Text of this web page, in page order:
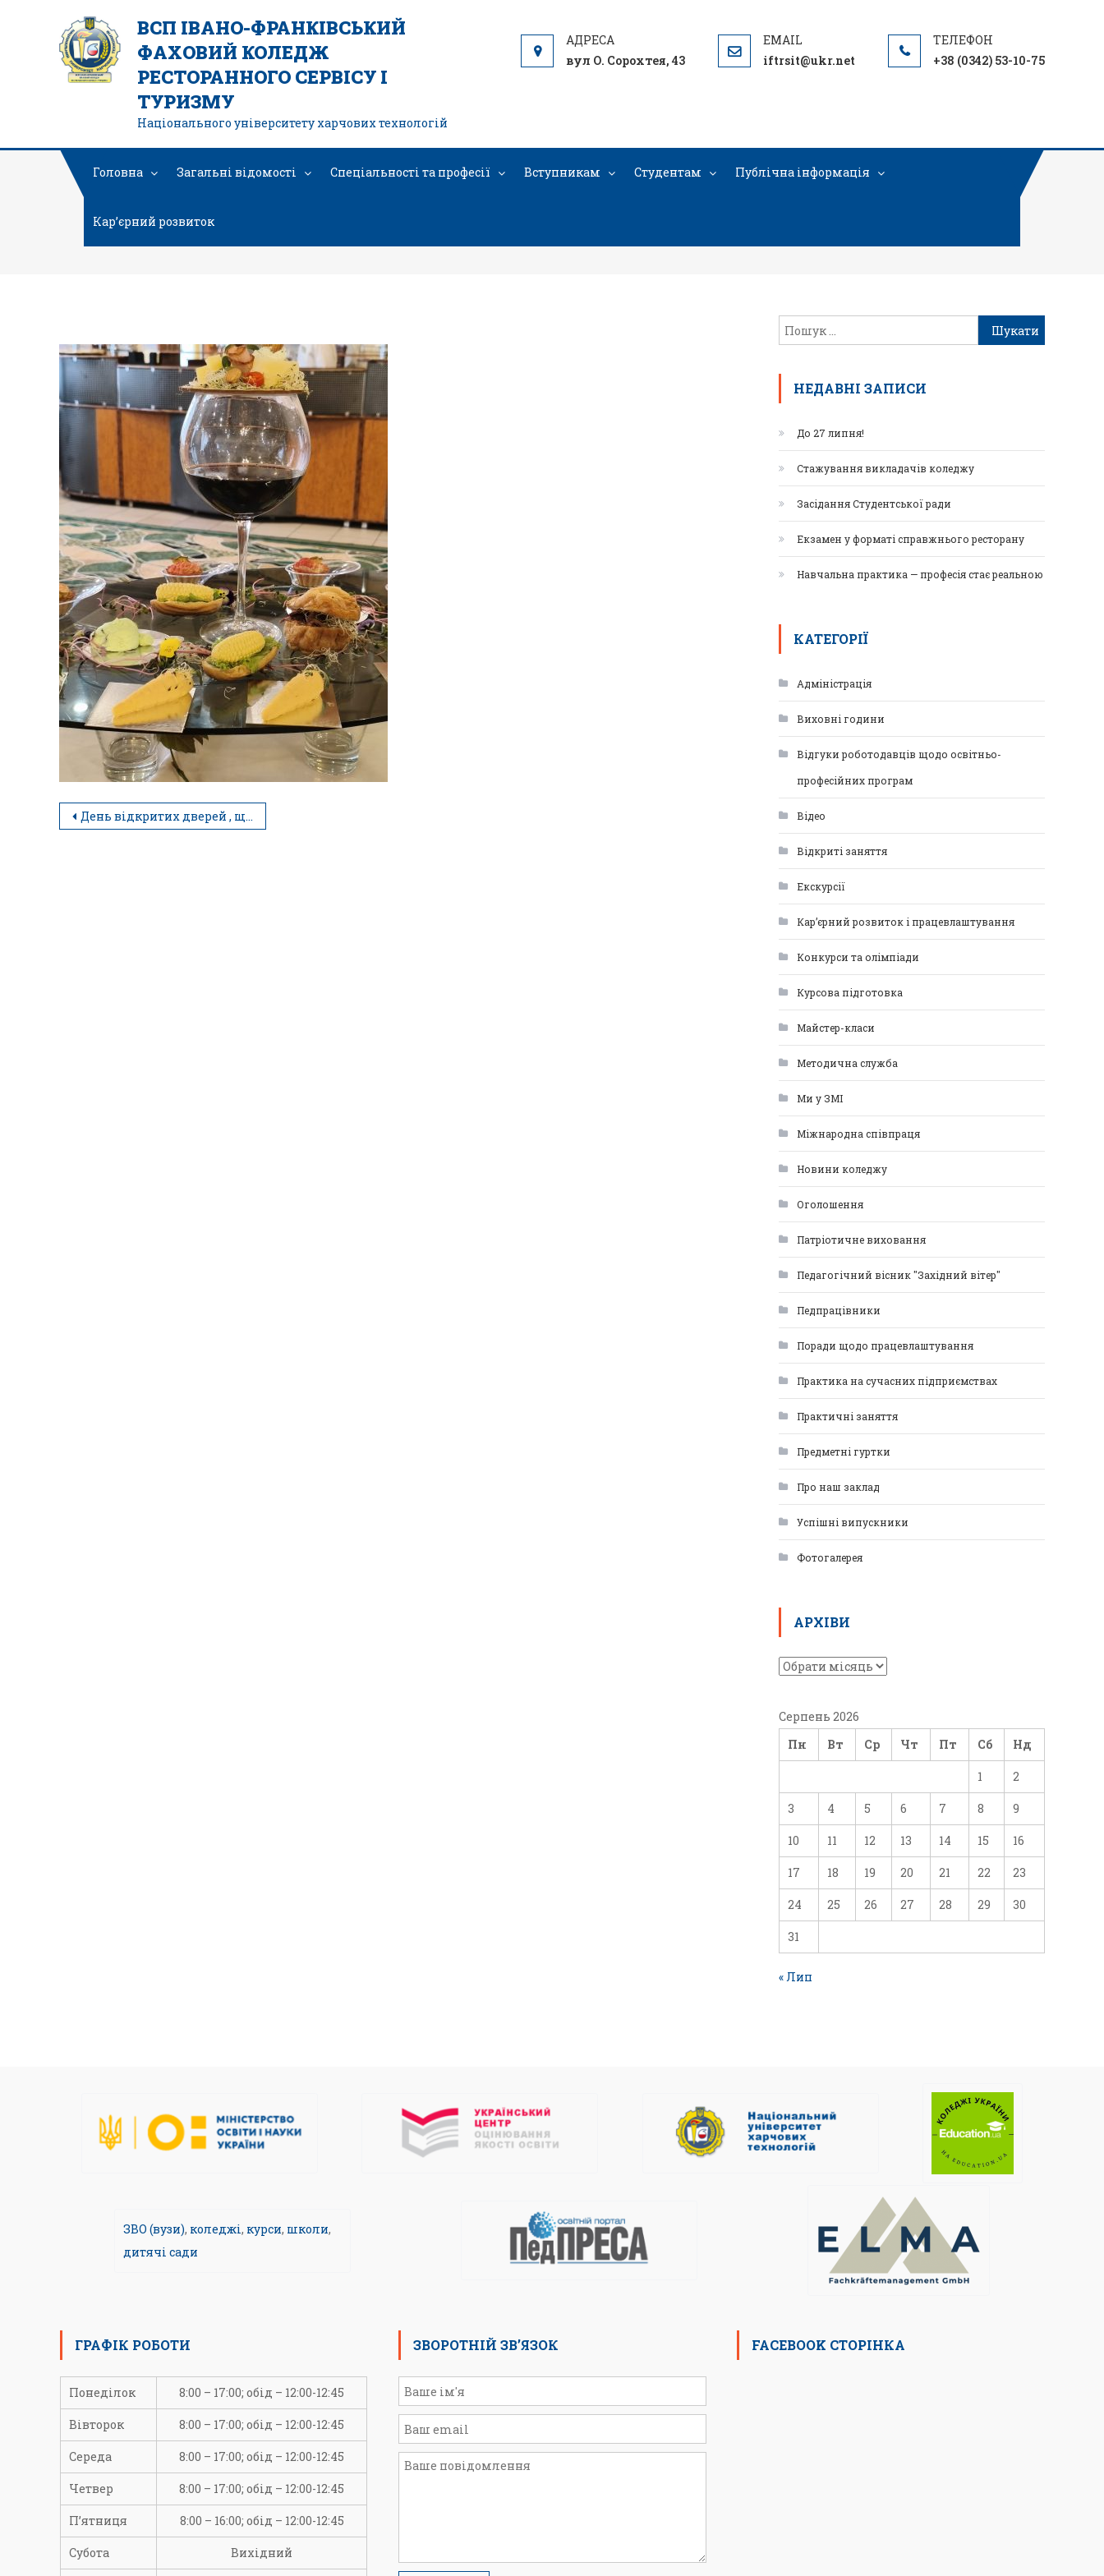
ВСП ІВАНО-ФРАНКІВСЬКИЙ
ФАХОВИЙ КОЛЕДЖ
РЕСТОРАННОГО СЕРВІСУ І
ТУРИЗМУ
Національного університету харчових технологій
вул О. Сорохтея, 43 iftrsit@ukr.net +38 (0342) 53-10-75
Головна Загальні відомості Спеціальності та професії Вступникам Студентам Публічна інформація
Кар’єрний розвиток
День відкритих дверей , що об’єднав усіх
НЕДАВНІ ЗАПИСИ
До 27 липня!
Стажування викладачів коледжу
Засідання Студентської ради
Екзамен у форматі справжнього ресторану
Навчальна практика — професія стає реальною
КАТЕГОРІЇ
Адміністрація
Виховні години
Відгуки роботодавців щодо освітньо-
професійних програм
Відео
Відкриті заняття
Екскурсії
Кар’єрний розвиток і працевлаштування
Конкурси та олімпіади
Курсова підготовка
Майстер-класи
Методична служба
Ми у ЗМІ
Міжнародна співпраця
Новини коледжу
Оголошення
Патріотичне виховання
Педагогічний вісник "Західний вітер"
Педпрацівники
Поради щодо працевлаштування
Практика на сучасних підприємствах
Практичні заняття
Предметні гуртки
Про наш заклад
Успішні випускники
Фотогалерея
АРХІВИ
Серпень 2026
Пн
Вт Ср Чт Пт Сб Нд
1 2
3 4 5 6 7 8 9
10 11 12 13 14 15 16
17 18 19 20 21 22 23
24 25 26 27 28 29 30
31
« Лип
ЗВО (вузи), коледжі, курси, школи,
дитячі сади
ГРАФІК РОБОТИ
Понеділок 8:00 – 17:00; обід – 12:00-12:45
Вівторок 8:00 – 17:00; обід – 12:00-12:45
Середа 8:00 – 17:00; обід – 12:00-12:45
Четвер 8:00 – 17:00; обід – 12:00-12:45
П’ятниця 8:00 – 16:00; обід – 12:00-12:45
Субота Вихідний
ЗВОРОТНІЙ ЗВ’ЯЗОК FACEBOOK СТОРІНКА